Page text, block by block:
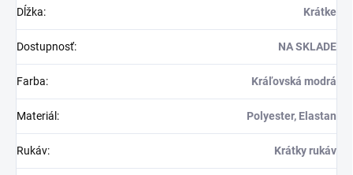
Dĺžka: Krátke
Dostupnosť: NA SKLADE
Farba: Kráľovská modrá
Materiál : Polyester, Elastan
Rukáv: Krátky rukáv